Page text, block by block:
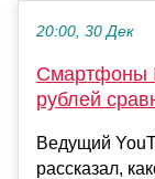
20:00, 30 Дек
Смартфоны
рублей
Ведущий
рассказал,